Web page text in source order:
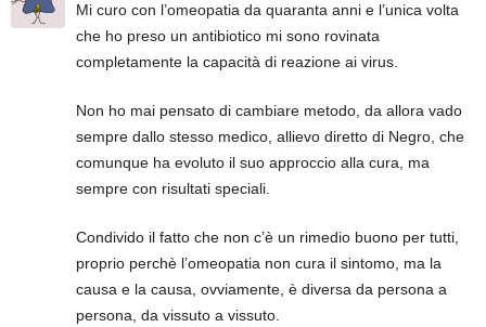
Mi curo con l’omeopatia da quaranta anni e l’unica volta
che ho preso un antibiotico mi sono rovinata
completamente la capacità di reazione ai virus.
Non ho mai pensato di cambiare metodo, da allora vado
sempre dallo stesso medico, allievo diretto di Negro, che
comunque ha evoluto il suo approccio alla cura, ma
sempre con risultati speciali.
Condivido il fatto che non c’è un rimedio buono per tutti,
proprio perchè l’omeopatia non cura il sintomo, ma la
causa e la causa, ovviamente, è diversa da persona a
persona, da vissuto a vissuto.